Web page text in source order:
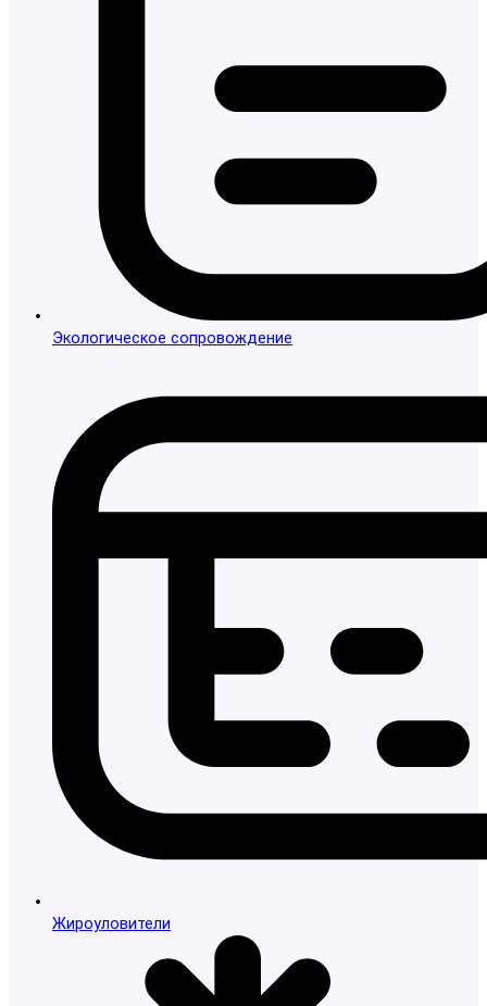
Экологическое сопровождение
Жироуловители